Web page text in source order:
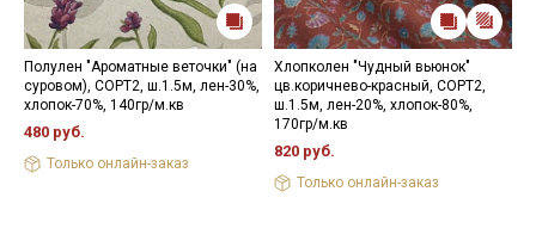
Полулен "Ароматные веточки" (на
суровом), СОРТ2, ш.1.5м, лен-30%,
хлопок-70%, 140гр/м.кв
480 руб.
Только онлайн-заказ
Хлопколен "Чудный вьюнок"
цв.коричнево-красный, СОРТ2,
ш.1.5м, лен-20%, хлопок-80%,
170гр/м.кв
820 руб.
Только онлайн-заказ